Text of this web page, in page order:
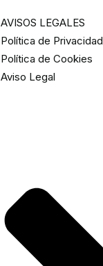
AVISOS LEGALES
Política de Privacidad
Política de Cookies
Aviso Legal